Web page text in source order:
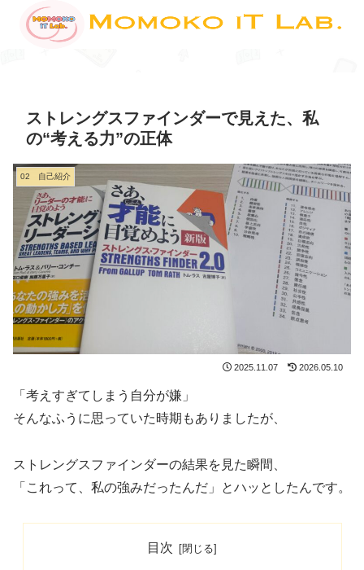
ストレングスファインダーで見えた、私
の“考える力”の正体
02 自己紹介
2025.11.07 2026.05.10
「考えすぎてしまう自分が嫌」
そんなふうに思っていた時期もありましたが、
ストレングスファインダーの結果を見た瞬間、
「これって、私の強みだったんだ」とハッとしたんです。
目次